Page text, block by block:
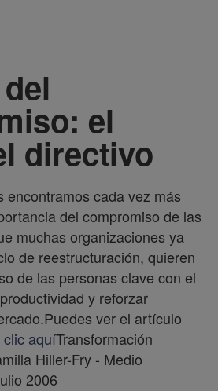
el
directivo
encontramos cada vez más
del compromiso de las
muchas organizaciones ya
de reestructuración, quieren
de las personas clave con el
y reforzar
ver el artículo
clic aquíTransformación
Hiller-Fry - Medio
2006